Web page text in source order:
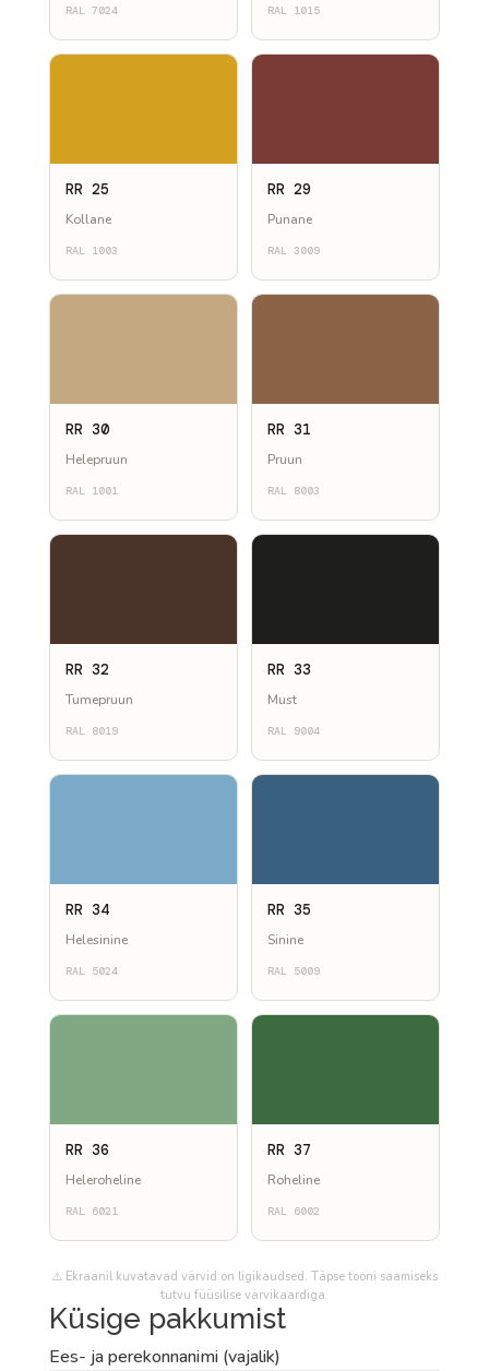
RAL 7024 RAL 1015
RR 25
Kollane
RAL 1003
RR 29
Punane
RAL 3009
RR 30
Helepruun
RAL 1001
RR 31
Pruun
RAL 8003
RR 32
Tumepruun
RAL 8019
RR 33
Must
RAL 9004
RR 34
Helesinine
RAL 5024
RR 35
Sinine
RAL 5009
RR 36
Heleroheline
RAL 6021
RR 37
Roheline
RAL 6002
⚠️ Ekraanil kuvatavad värvid on ligikaudsed. Täpse tooni saamiseks
tutvu füüsilise värvikaardiga.
Küsige pakkumist
Ees- ja perekonnanimi (vajalik)